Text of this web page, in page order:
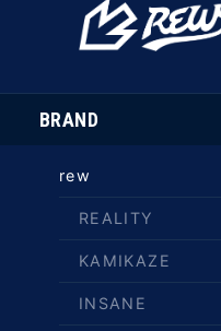
BRAND
rew
REALITY
KAMIKAZE
INSANE